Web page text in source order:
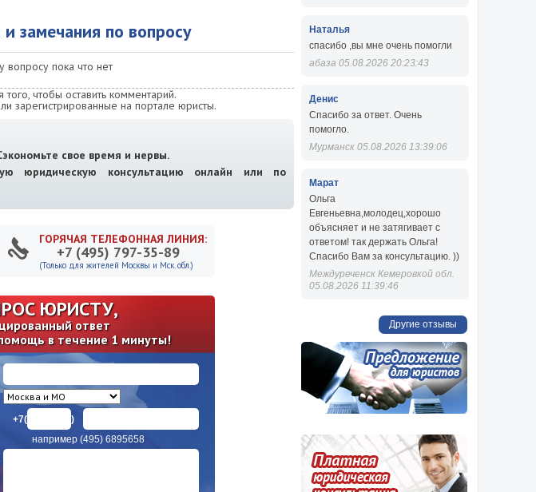
замечания по вопросу
вопросу пока что нет
чтобы оставить комментарий.
зарегистрированные на портале юристы.
свое время и нервы.
юридическую консультацию онлайн или по
ГОРЯЧАЯ ТЕЛЕФОННАЯ ЛИНИЯ:
+7 (495) 797-35-89
(Только для жителей Москвы и Мск. обл.)
ЮРИСТУ,
ответ
в течение 1 минуты!
+7(
)
например (495) 6895658
Наталья
спасибо ,вы мне очень помогли
абаза 05.08.2026 20:23:43
Денис
Спасибо за ответ. Очень
помогло.
Мурманск 05.08.2026 13:39:06
Марат
Ольга
Евгеньевна,молодец,хорошо
объясняет и не затягивает с
ответом! так держать Ольга!
Спасибо Вам за консультацию. ))
Междуреченск Кемеровкой обл.
05.08.2026 11:39:46
Другие отзывы